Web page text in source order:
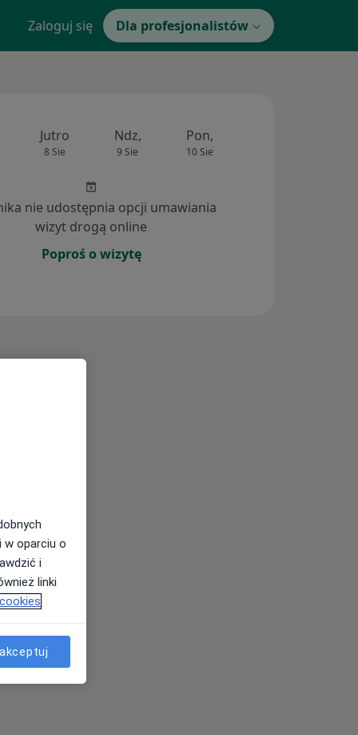
Zaloguj się Dla profesjonalistów
Jutro
8 Sie
Ndz,
9 Sie
Pon,
10 Sie
nie udostępnia opcji umawiania
wizyt drogą online
Poproś o wizytę
w oparciu o
i
linki